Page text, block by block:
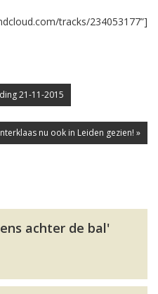
tracks/234053177”]
21-11-2015
nu ook in Leiden gezien! »
achter de bal'